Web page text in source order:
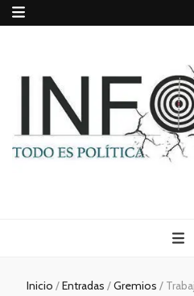
Inicio /Entradas /Gremios /